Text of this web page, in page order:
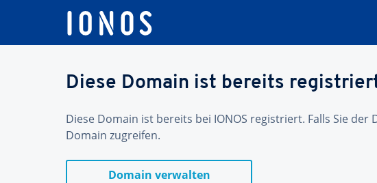
Diese Domain ist bereits
Diese Domain ist bereits bei IONOS registriert. Falls Sie
Domain zugreifen.
Domain verwalten